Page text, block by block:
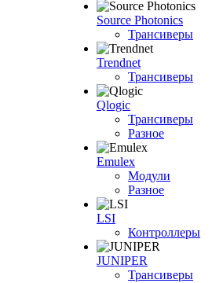
Source Photonics
Трансиверы
Trendnet
Трансиверы
Qlogic
Трансиверы
Разное
Emulex
Модули
Разное
LSI
Контроллеры
JUNIPER
Трансиверы